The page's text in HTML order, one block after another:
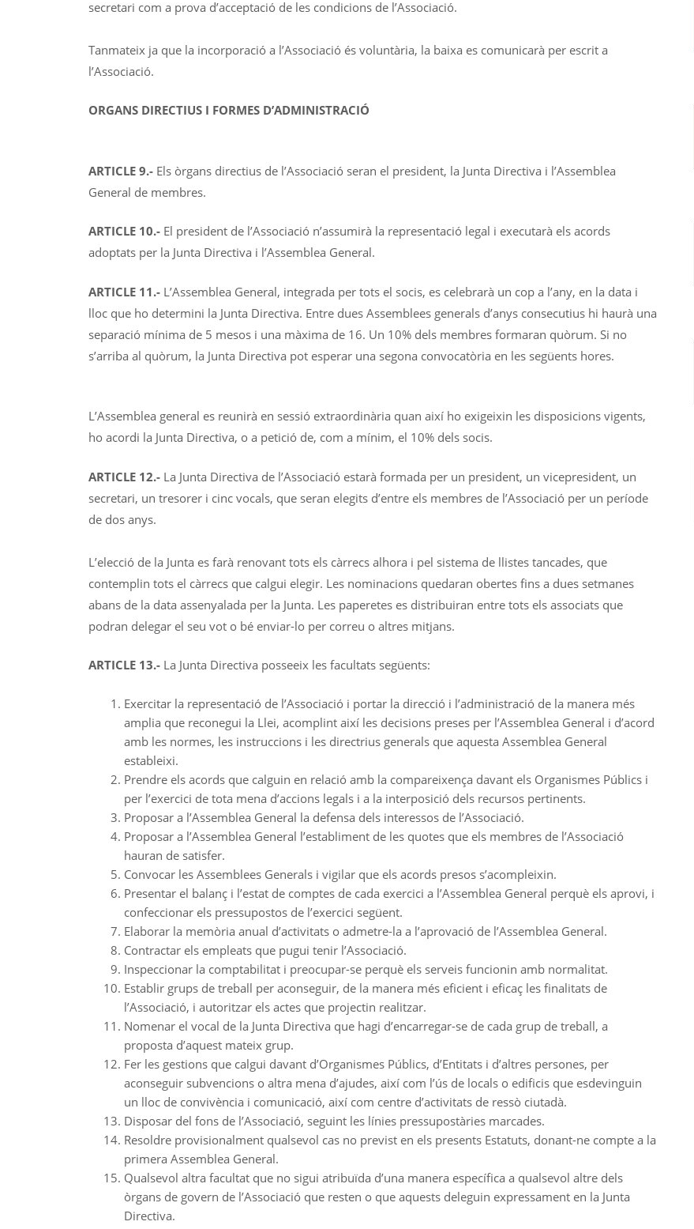
secretari com a prova d’acceptació de les condicions de l’Associació.
Tanmateix ja que la incorporació a l’Associació és voluntària, la baixa es comunicarà per escrit a
l’Associació.
ORGANS DIRECTIUS I FORMES D’ADMINISTRACIÓ
ARTICLE 9.- Els òrgans directius de l’Associació seran el president, la Junta Directiva i l’Assemblea
General de membres.
ARTICLE 10.- El president de l’Associació n’assumirà la representació legal i executarà els acords
adoptats per la Junta Directiva i l’Assemblea General.
ARTICLE 11.- L’Assemblea General, integrada per tots el socis, es celebrarà un cop a l’any, en la data i
lloc que ho determini la Junta Directiva. Entre dues Assemblees generals d’anys consecutius hi haurà una
separació mínima de 5 mesos i una màxima de 16. Un 10% dels membres formaran quòrum. Si no
s’arriba al quòrum, la Junta Directiva pot esperar una segona convocatòria en les següents hores.
L’Assemblea general es reunirà en sessió extraordinària quan així ho exigeixin les disposicions vigents,
ho acordi la Junta Directiva, o a petició de, com a mínim, el 10% dels socis.
ARTICLE 12.- La Junta Directiva de l’Associació estarà formada per un president, un vicepresident, un
secretari, un tresorer i cinc vocals, que seran elegits d’entre els membres de l’Associació per un període
de dos anys.
L’elecció de la Junta es farà renovant tots els càrrecs alhora i pel sistema de llistes tancades, que
contemplin tots el càrrecs que calgui elegir. Les nominacions quedaran obertes fins a dues setmanes
abans de la data assenyalada per la Junta. Les paperetes es distribuiran entre tots els associats que
podran delegar el seu vot o bé enviar-lo per correu o altres mitjans.
ARTICLE 13.- La Junta Directiva posseeix les facultats següents:
Exercitar la representació de l’Associació i portar la direcció i l’administració de la manera més
amplia que reconegui la Llei, acomplint així les decisions preses per l’Assemblea General i d’acord
amb les normes, les instruccions i les directrius generals que aquesta Assemblea General
estableixi.
Prendre els acords que calguin en relació amb la compareixença davant els Organismes Públics i
per l’exercici de tota mena d’accions legals i a la interposició dels recursos pertinents.
Proposar a l’Assemblea General la defensa dels interessos de l’Associació.
Proposar a l’Assemblea General l’establiment de les quotes que els membres de l’Associació
hauran de satisfer.
Convocar les Assemblees Generals i vigilar que els acords presos s’acompleixin.
Presentar el balanç i l’estat de comptes de cada exercici a l’Assemblea General perquè els aprovi, i
confeccionar els pressupostos de l’exercici següent.
Elaborar la memòria anual d’activitats o admetre-la a l’aprovació de l’Assemblea General.
Contractar els empleats que pugui tenir l’Associació.
Inspeccionar la comptabilitat i preocupar-se perquè els serveis funcionin amb normalitat.
Establir grups de treball per aconseguir, de la manera més eficient i eficaç les finalitats de
l’Associació, i autoritzar els actes que projectin realitzar.
Nomenar el vocal de la Junta Directiva que hagi d’encarregar-se de cada grup de treball, a
proposta d’aquest mateix grup.
Fer les gestions que calgui davant d’Organismes Públics, d’Entitats i d’altres persones, per
aconseguir subvencions o altra mena d’ajudes, així com l’ús de locals o edificis que esdevinguin
un lloc de convivència i comunicació, així com centre d’activitats de ressò ciutadà.
Disposar del fons de l’Associació, seguint les línies pressupostàries marcades.
Resoldre provisionalment qualsevol cas no previst en els presents Estatuts, donant-ne compte a la
primera Assemblea General.
Qualsevol altra facultat que no sigui atribuïda d’una manera específica a qualsevol altre dels
òrgans de govern de l’Associació que resten o que aquests deleguin expressament en la Junta
Directiva.